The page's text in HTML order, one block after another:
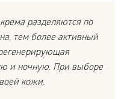
разделяются по
тем более активный
и ночную. При выборе
кожи.